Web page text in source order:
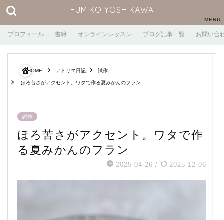
FUMIKO YOSHIKAWA
プロフィール 書籍 オンラインレッスン ブログ記事一覧 お問い合
HOME アトリエ日記 試作
ほろ苦さがアクセント。ワタで作る夏みかんのフラン
試作
ほろ苦さがアクセント。ワタで作
る夏みかんのフラン
2025-04-26 / 2025-12-06